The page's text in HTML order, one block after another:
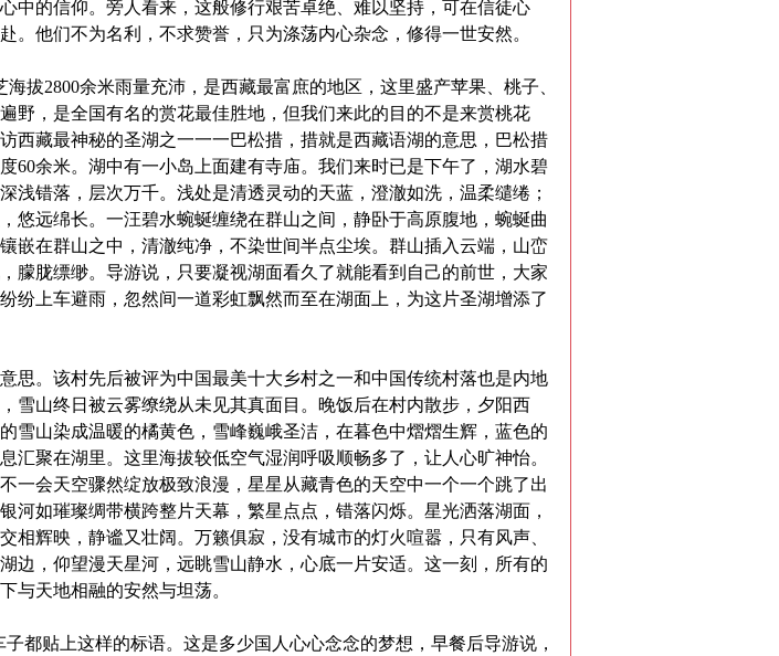
中的信仰。旁人看来，这般修行艰苦卓绝、难以坚持，可在信徒心
。他们不为名利，不求赞誉，只为涤荡内心杂念，修得一世安然。
海拔2800余米雨量充沛，是西藏最富庶的地区，这里盛产苹果、桃子、
野，是全国有名的赏花最佳胜地，但我们来此的目的不是来赏桃花
西藏最神秘的圣湖之一一一巴松措，措就是西藏语湖的意思，巴松措
60余米。湖中有一小岛上面建有寺庙。我们来时已是下午了，湖水碧
浅错落，层次万千。浅处是清透灵动的天蓝，澄澈如洗，温柔缱绻；
悠远绵长。一汪碧水蜿蜒缠绕在群山之间，静卧于高原腹地，蜿蜒曲
嵌在群山之中，清澈纯净，不染世间半点尘埃。群山插入云端，山峦
朦胧缥缈。导游说，只要凝视湖面看久了就能看到自己的前世，大家
纷上车避雨，忽然间一道彩虹飘然而至在湖面上，为这片圣湖增添了
思。该村先后被评为中国最美十大乡村之一和中国传统村落也是内地
雪山终日被云雾缭绕从未见其真面目。晚饭后在村内散步，夕阳西
雪山染成温暖的橘黄色，雪峰巍峨圣洁，在暮色中熠熠生辉，蓝色的
汇聚在湖里。这里海拔较低空气湿润呼吸顺畅多了，让人心旷神怡。
一会天空骤然绽放极致浪漫，星星从藏青色的天空中一个一个跳了出
河如璀璨绸带横跨整片天幕，繁星点点，错落闪烁。星光洒落湖面，
相辉映，静谧又壮阔。万籁俱寂，没有城市的灯火喧嚣，只有风声、
边，仰望漫天星河，远眺雪山静水，心底一片安适。这一刻，所有的
与天地相融的安然与坦荡。
都贴上这样的标语。这是多少国人心心念念的梦想，早餐后导游说，